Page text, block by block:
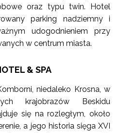
oraz typu twin. Hotel
parking nadziemny i
udogodnieniem przy
w centrum miasta.
& SPA
niedaleko Krosna, w
krajobrazów Beskidu
się na rozległym, około
a jego historia sięga XVI